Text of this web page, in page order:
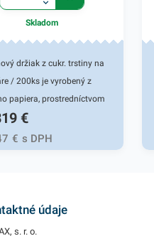
Skladom
držiak z cukr. trstiny na
/ 200ks je vyrobený z
papiera, prostredníctvom
je praktickým
pri prenose rôznych
Taktiež má skvelé
je stohovateľný, vhodný na
€
€ s DPH
údaje
s. r. o.